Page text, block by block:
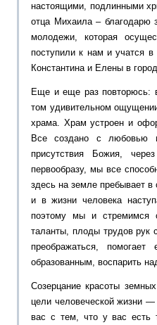
настоящими, подлинными
отца Михаила – благодарю
молодежи, которая
поступили к нам и учатся
Константина и Елены в
Еще и еще раз повторюсь:
том удивительном
храма. Храм устроен и
Все создано с любовью
присутствия Божия,
первообразу, мы все
здесь на земле пребывает
и в жизни человека
поэтому мы и стремимся
таланты, плоды трудов рук
преображаться,
образованным, воспарить
Созерцание красоты
цели человеческой жизни
вас с тем, что у вас есть